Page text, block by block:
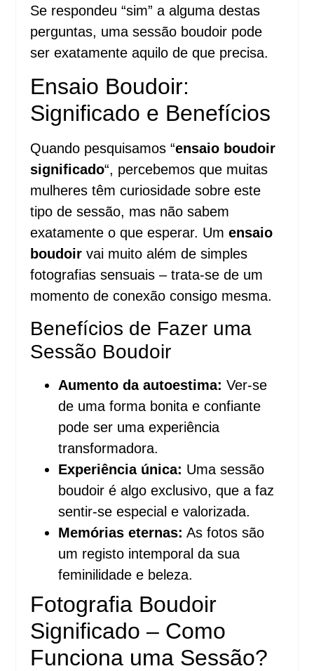
Se respondeu “sim” a alguma destas
perguntas, uma sessão boudoir pode
ser exatamente aquilo de que precisa.
Ensaio Boudoir:
Significado e Benefícios
Quando pesquisamos “ensaio boudoir
significado“, percebemos que muitas
mulheres têm curiosidade sobre este
tipo de sessão, mas não sabem
exatamente o que esperar. Umensaio
boudoir vai muito além de simples
fotografias sensuais – trata-se de um
momento de conexão consigo mesma.
Benefícios de Fazer uma
Sessão Boudoir
Aumento da autoestima: Ver-se
de uma forma bonita e confiante
pode ser uma experiência
transformadora.
Experiência única: Uma sessão
boudoir é algo exclusivo, que a faz
sentir-se especial e valorizada.
Memórias eternas: As fotos são
um registo intemporal da sua
feminilidade e beleza.
Fotografia Boudoir
Significado – Como
Funciona uma Sessão?